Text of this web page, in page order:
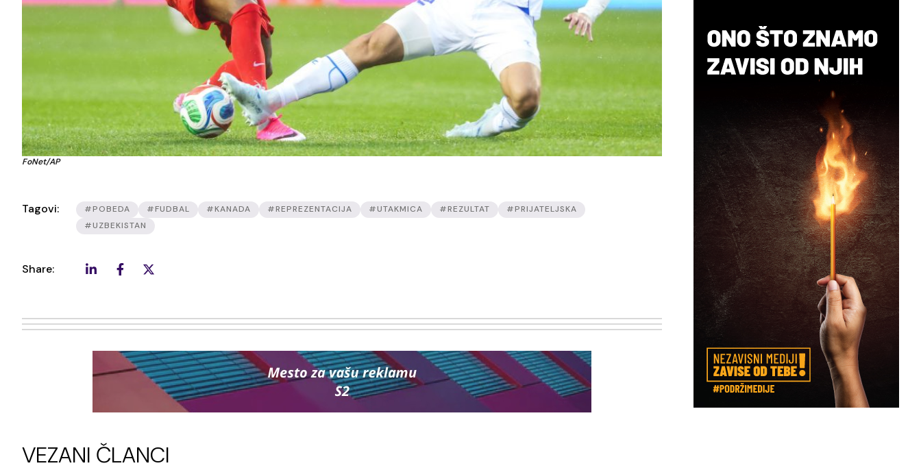
FoNet/AP
Tagovi: #POBEDA #FUDBAL #KANADA #REPREZENTACIJA #UTAKMICA #REZULTAT
#PRIJATELJSKA
#UZBEKISTAN
Share:
VEZANI ČLANCI